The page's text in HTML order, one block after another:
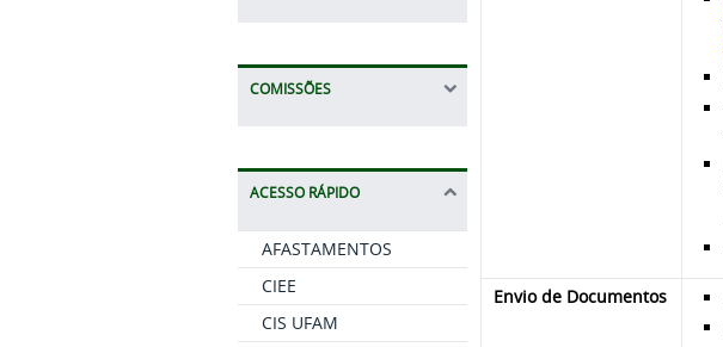
COMISSÕES
ACESSO RÁPIDO
AFASTAMENTOS
CIEE
CIS UFAM
Envio de Documentos